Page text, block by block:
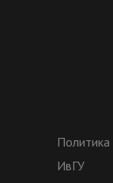
Политика
ИвГУ